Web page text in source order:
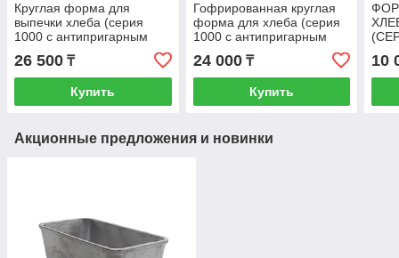
Круглая форма для
выпечки хлеба (серия
1000 с антипригарным
покрытием) (SN2304)
26 500 ₸
Купить
Гофрированная круглая
форма для хлеба (серия
1000 с антипригарным
покрытием) (SN2305)
24 000₸
Купить
10
Акционные предложения и новинки